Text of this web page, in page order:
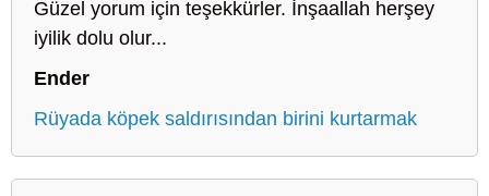
Güzel yorum için teşekkürler. İnşaallah herşey
iyilik dolu olur...
Ender
Rüyada köpek saldırısından birini kurtarmak